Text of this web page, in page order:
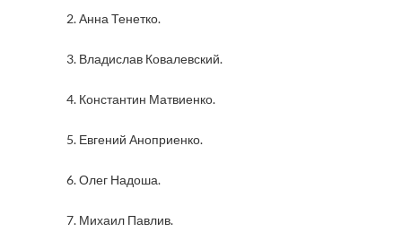
2. Анна Тенетко.
3. Владислав Ковалевский.
4. Константин Матвиенко.
5. Евгений Аноприенко.
6. Олег Надоша.
7. Михаил Павлив.